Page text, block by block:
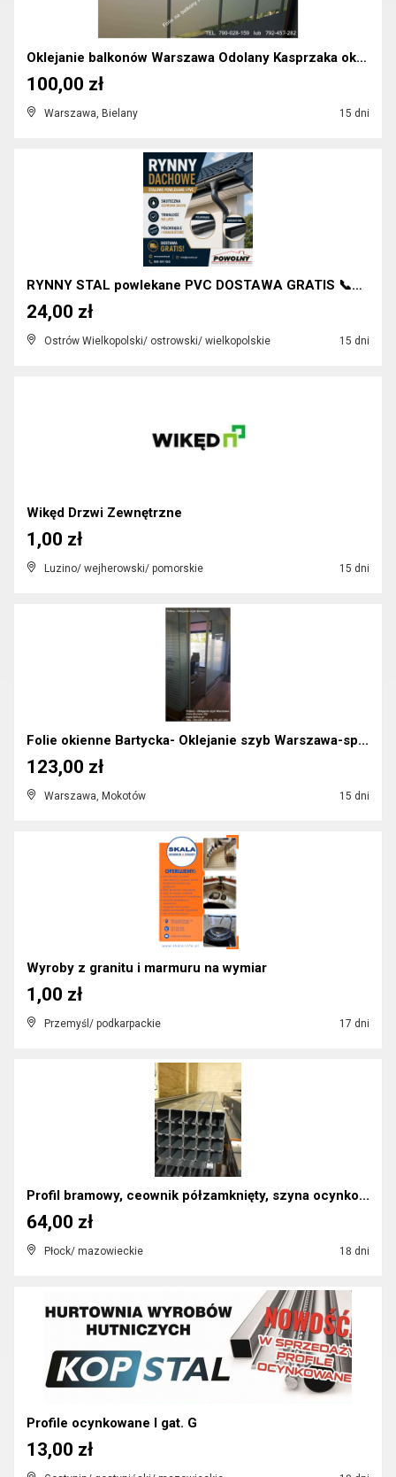
Oklejanie balkonów Warszawa Odolany Kasprzaka oko...
Warszawa, Bielany 15 dni
100,00 zł
RYNNY STAL powlekane PVC DOSTAWA GRATIS 📞5095515...
Ostrów Wielkopolski/ ostrowski/ wielkopolskie 15 dni
24,00 zł
Wikęd Drzwi Zewnętrzne
Luzino/ wejherowski/ pomorskie 15 dni
1,00 zł
Folie okienne Bartycka- Oklejanie szyb Warszawa-sp...
Warszawa, Mokotów 15 dni
123,00 zł
Wyroby z granitu i marmuru na wymiar
Przemyśl/ podkarpackie 17 dni
1,00 zł
Profil bramowy, ceownik półzamknięty, szyna ocynko...
Płock/ mazowieckie 18 dni
64,00 zł
Profile ocynkowane I gat. G
13,00 zł